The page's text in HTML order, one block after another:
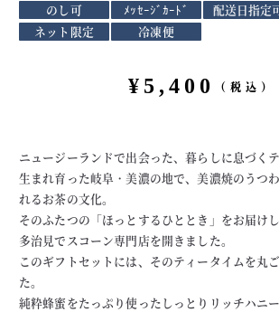
のし可 ﾒｯｾｰｼﾞｶｰﾄﾞ 配送日指定
ネット限定
冷凍便
¥ 5,400 （税込）
ニュージーランドで出会った、暮らしに息づくテ
生まれ育った岐阜・美濃の地で、美濃焼のうつ
れるお茶の文化。
そのふたつの「ほっとするひととき」をお届け
多治見でスコーン専門店を開きました。
このギフトセットには、そのティータイムを丸
た。
純粋蜂蜜をたっぷり使ったしっとりリッチハニ